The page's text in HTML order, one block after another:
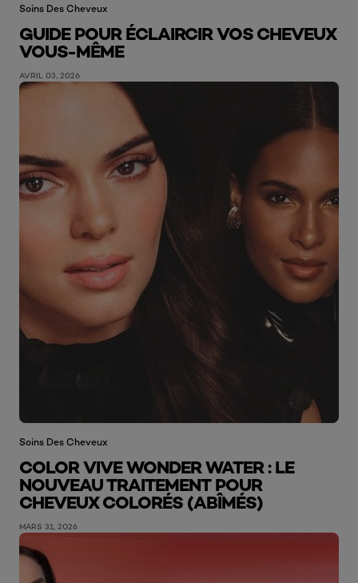
Soins Des Cheveux
GUIDE POUR ÉCLAIRCIR VOS CHEVEUX
VOUS-MÊME
AVRIL 03, 2026
Soins Des Cheveux
COLOR VIVE WONDER WATER : LE
NOUVEAU TRAITEMENT POUR
CHEVEUX COLORÉS (ABÎMÉS)
MARS 31, 2026